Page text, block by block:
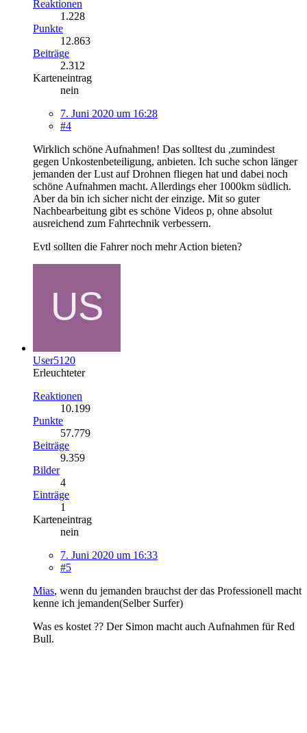
Reaktionen
1.228
Punkte
12.863
Beiträge
2.312
Karteneintrag
nein
7. Juni 2020 um 16:28
#4
Wirklich schöne Aufnahmen! Das solltest du ,zumindest
gegen Unkostenbeteiligung, anbieten. Ich suche schon länger
jemanden der Lust auf Drohnen fliegen hat und dabei noch
schöne Aufnahmen macht. Allerdings eher 1000km südlich.
Aber da bin ich sicher nicht der einzige. Mit so guter
Nachbearbeitung gibt es schöne Videos p, ohne absolut
ausreichend zum Fahrtechnik verbessern.
Evtl sollten die Fahrer noch mehr Action bieten?
User5120
Erleuchteter
Reaktionen
10.199
Punkte
57.779
Beiträge
9.359
Bilder
4
Einträge
1
Karteneintrag
nein
7. Juni 2020 um 16:33
#5
Mias, wenn du jemanden brauchst der das Professionell macht
kenne ich jemanden(Selber Surfer)
Was es kostet ?? Der Simon macht auch Aufnahmen für Red
Bull.